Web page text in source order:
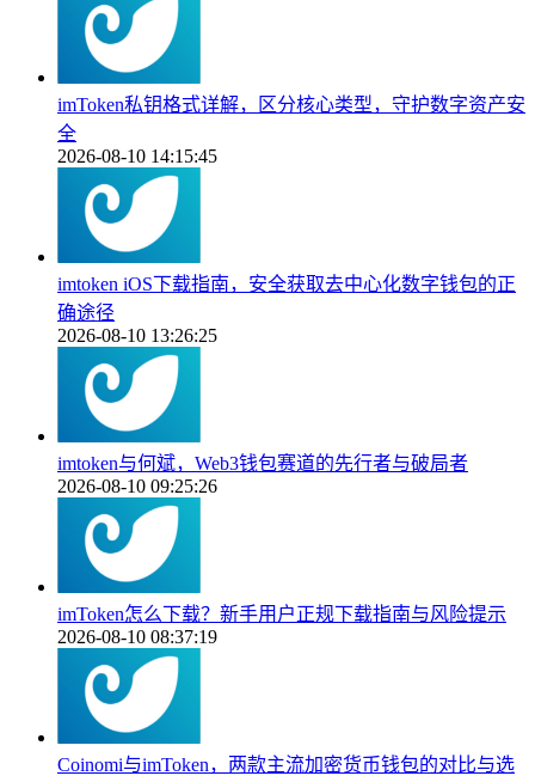
imToken私钥格式详解，区分核心类型，守护数字资产安
全
2026-08-10 14:15:45
imtoken iOS下载指南，安全获取去中心化数字钱包的正
确途径
2026-08-10 13:26:25
imtoken与何斌，Web3钱包赛道的先行者与破局者
2026-08-10 09:25:26
imToken怎么下载？新手用户正规下载指南与风险提示
2026-08-10 08:37:19
Coinomi与imToken，两款主流加密货币钱包的对比与选